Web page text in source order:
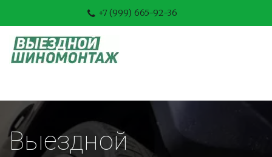
+7 (999) 665-92-36
Выездной